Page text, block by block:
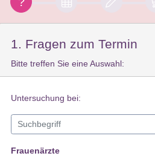
1. Fragen zum Termin
Bitte treffen Sie eine Auswahl:
Untersuchung bei:
Frauenärzte